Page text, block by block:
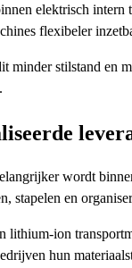
elektrisch intern
flexibeler
minder stilstand en
wordt
stapelen en
lithium-ion
hun